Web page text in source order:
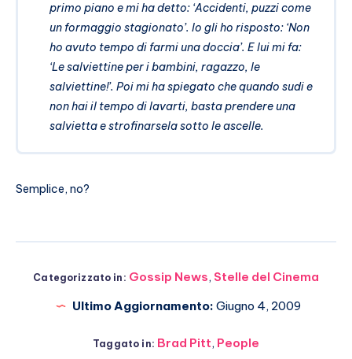
primo piano e mi ha detto: ‘Accidenti, puzzi come
un formaggio stagionato’. Io gli ho risposto: ‘Non
ho avuto tempo di farmi una doccia’. E lui mi fa:
‘Le salviettine per i bambini, ragazzo, le
salviettine!’. Poi mi ha spiegato che quando sudi e
non hai il tempo di lavarti, basta prendere una
salvietta e strofinarsela sotto le ascelle.
Semplice, no?
Categorizzato in: Gossip News, Stelle del Cinema
Ultimo Aggiornamento: Giugno 4, 2009
Taggato in: Brad Pitt, People